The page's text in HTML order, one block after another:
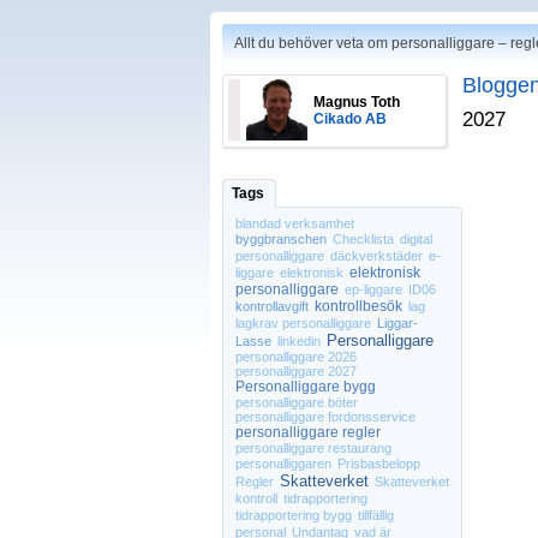
Allt du behöver veta om personalliggare –
Magnus Toth
Cikado AB
Tags
blandad verksamhet
byggbranschen Checklista digital
personalliggare däckverkstäder e-
liggare elektronisk elektronisk
personalliggare ep-liggare ID06
kontrollavgift kontrollbesök lag
lagkrav personalliggare Liggar-
Lasse linkedin Personalliggare
personalliggare 2026
personalliggare 2027
Personalliggare bygg
personalliggare böter
personalliggare fordonsservice
personalliggare regler
personalliggare restaurang
personalliggaren Prisbasbelopp
Regler Skatteverket Skatteverket
kontroll tidrapportering
tidrapportering bygg tillfällig
personal Undantag vad är
2027